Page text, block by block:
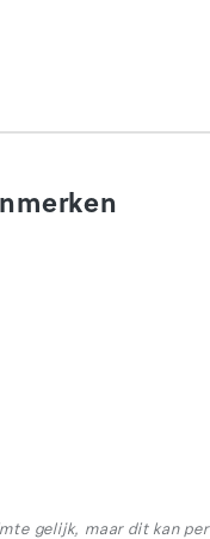
gelijk, maar dit kan